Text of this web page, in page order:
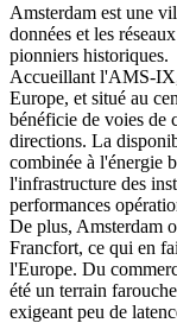
Amsterdam est une
données et les
pionniers historiques.
Accueillant l'AMS-IX,
Europe, et situé au
bénéficie de voies de
directions. La
combinée à l'énergie
l'infrastructure des
performances
De plus, Amsterdam
Francfort, ce qui en
l'Europe. Du
été un terrain
exigeant peu de